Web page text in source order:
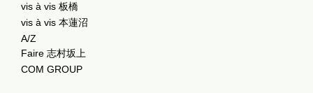
vis à vis 板橋
vis à vis 本蓮沼
A/Z
Faire 志村坂上
COM GROUP